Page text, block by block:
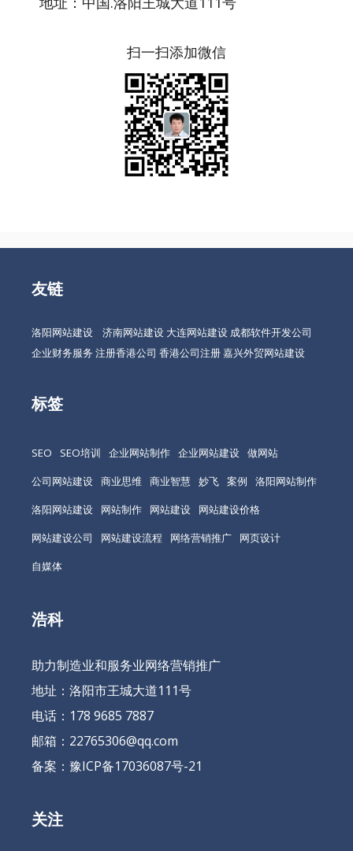
扫一扫添加微信
友链
洛阳网站建设 济南网站建设 大连网站建设 成都软件开发公司
企业财务服务 注册香港公司 香港公司注册嘉兴外贸网站建设
标签
SEO SEO培训 企业网站制作 企业网站建设 做网站
公司网站建设 商业思维 商业智慧 妙飞 案例
洛阳网站制作
洛阳网站建设
网站制作 网站建设
网站建设价格
网站建设公司
网站建设流程 网络营销推广
网页设计
自媒体
浩科
助力制造业和服务业网络营销推广
地址：洛阳市王城大道111号
电话：178 9685 7887
邮箱：22765306@qq.com
备案： 豫ICP备17036087号-21
关注